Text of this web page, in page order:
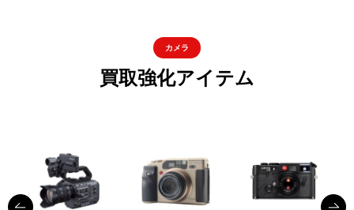
カメラ
買取強化アイテム